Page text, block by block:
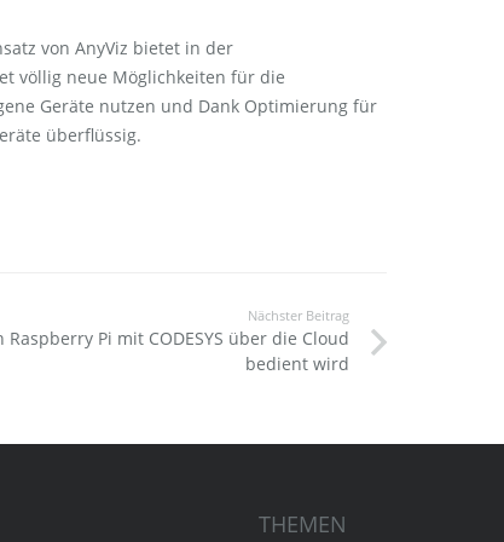
von AnyViz bietet in der
völlig neue Möglichkeiten für die
Geräte nutzen und Dank Optimierung für
überflüssig.
Nächster Beitrag
Raspberry Pi mit CODESYS über die Cloud
bedient wird
THEMEN